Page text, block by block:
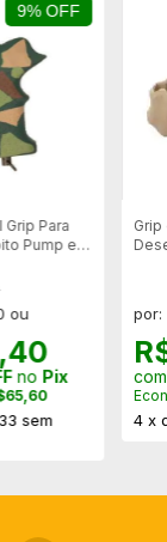
9% OFF
Grip Para
Pump e
ou
no Pix
sem
Grip
por:
4 x